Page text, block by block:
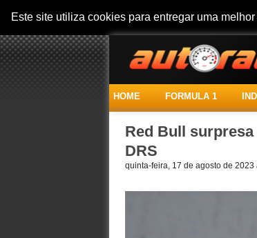
Este site utiliza cookies para entregar uma
HOME FORMULA 1
Red Bull
DRS
quinta-feira, 17 de agosto de 2023